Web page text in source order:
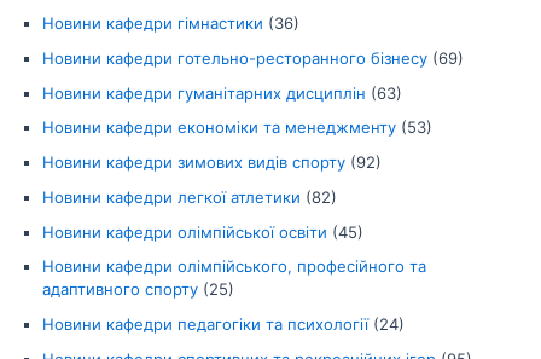
Новини кафедри гімнастики (36)
Новини кафедри готельно-ресторанного бізнесу (69)
Новини кафедри гуманітарних дисциплін (63)
Новини кафедри економіки та менеджменту (53)
Новини кафедри зимових видів спорту (92)
Новини кафедри легкої атлетики (82)
Новини кафедри олімпійської освіти (45)
Новини кафедри олімпійського, професійного та
адаптивного спорту (25)
Новини кафедри педагогіки та психології(24)